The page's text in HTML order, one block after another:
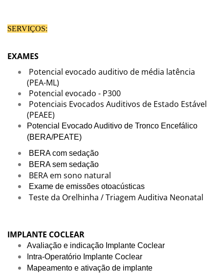
SERVIÇOS:
EXAMES
Potencial evocado auditivo de média latência
(PEA-ML)
Potencial evocado - P300
Potenciais Evocados Auditivos de Estado Estável
(PEAEE)
Potencial Evocado Auditivo de Tronco Encefálico
(BERA/PEATE)
BERA com sedação
BERA sem sedação
BERA em sono natural
Exame de emissões otoacústicas
Teste da Orelhinha / Triagem Auditiva Neonatal
IMPLANTE COCLEAR
Avaliação e indicação Implante Coclear
Intra-Operatório Implante Coclear
Mapeamento e ativação de implante